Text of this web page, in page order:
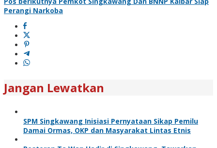
Perangi Narkoba
Jangan Lewatkan
SPM Singkawang Inisiasi Pernyataan Sikap Pemilu
Damai Ormas, OKP dan Masyarakat Lintas Etnis